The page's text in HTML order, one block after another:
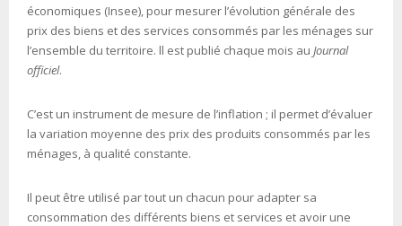
économiques (Insee), pour mesurer l’évolution générale des
prix des biens et des services consommés par les ménages sur
l’ensemble du territoire. ll est publié chaque mois au Journal
officiel.
C’est un instrument de mesure de l’inflation ; il permet d’évaluer
la variation moyenne des prix des produits consommés par les
ménages, à qualité constante.
Il peut être utilisé par tout un chacun pour adapter sa
consommation des différents biens et services et avoir une